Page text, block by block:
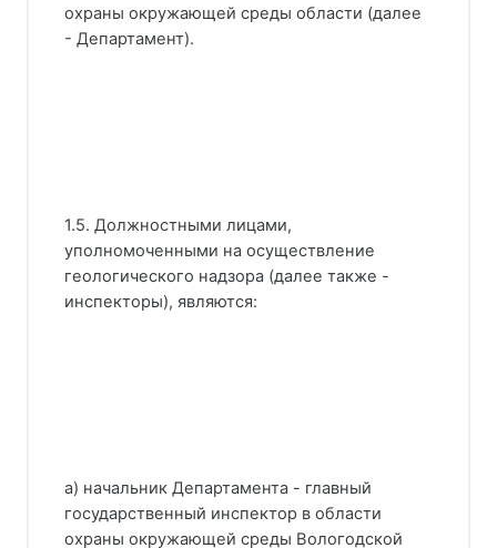
охраны окружающей среды области (далее
- Департамент).
1.5. Должностными лицами,
уполномоченными на осуществление
геологического надзора (далее также -
инспекторы), являются:
а) начальник Департамента - главный
государственный инспектор в области
охраны окружающей среды Вологодской